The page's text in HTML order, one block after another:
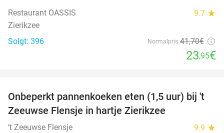
Restaurant OASSIS 9.7 star
Zierikzee
Solgt: 396
Normalpris 41,70€
23,95€
67%
Onbeperkt pannenkoeken eten (1,5 uur) bij 't
Zeeuwse Flensje in hartje Zierikzee
‘t Zeeuwse Flensje 9.9 star